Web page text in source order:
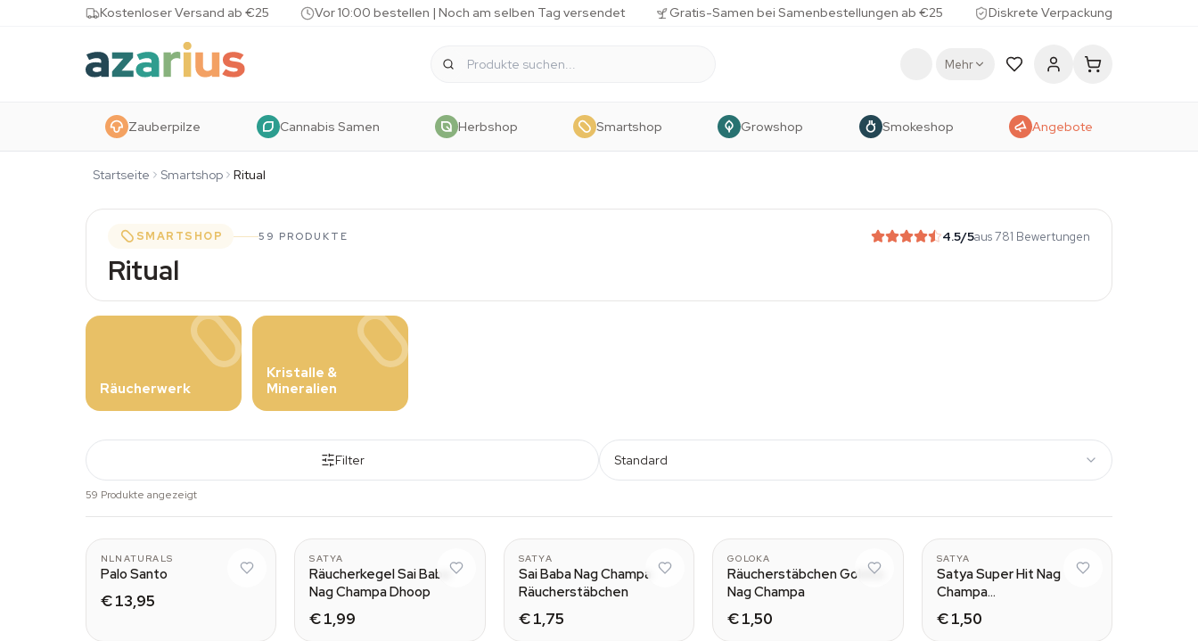
Skip to contentKostenloser Versand ab €25 Vor 10:00 bestellen | Noch am selben Tag versendet Gratis-Samen bei Samenbestellungen ab €25 Diskrete Verpackung
Mehr
Zauberpilze Cannabis Samen Herbshop Smartshop Growshop Smokeshop Angebote
Startseite Smartshop Ritual
SMARTSHOP 59 PRODUKTE 4.5/5aus 781 Bewertungen
Ritual
Räucherwerk
Kristalle &
Mineralien
Filter Standard
59 Produkte angezeigt
Wood (50 grams)
NLNATURALS
Palo Santo
€ 13,95
SATYA
Räucherkegel Sai Baba
Nag Champa Dhoop
€ 1,99
SATYA
Sai Baba Nag Champa
Räucherstäbchen
€ 1,75
GOLOKA
Räucherstäbchen Goloka
Nag Champa
€ 1,50
SATYA
Satya Super Hit Nag
Champa
Räucherstäbchen
€ 1,50